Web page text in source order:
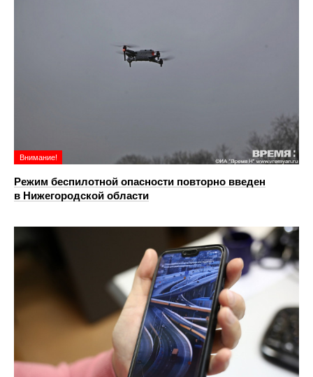
Внимание!
Режим беспилотной опасности повторно введен
в Нижегородской области